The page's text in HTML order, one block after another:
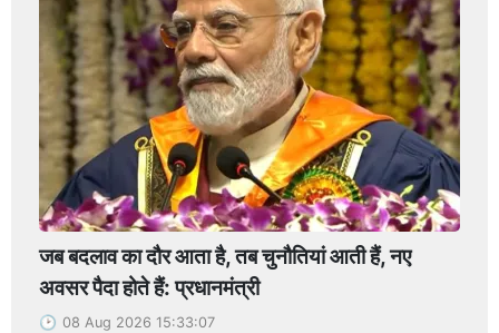
जब बदलाव का दौर आता है, तब चुनौतियां आती हैं, नए
अवसर पैदा होते हैं: प्रधानमंत्री
08 Aug 2026 15:33:07